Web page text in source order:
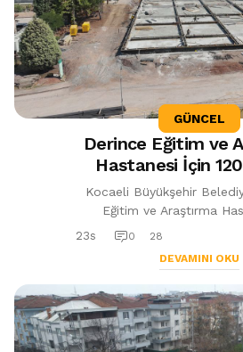
GÜNCEL
Derince Eğitim ve
Hastanesi İçin
Geçici Sağlık Tesisi
Kocaeli Büyükşehir
Eğitim ve Araştırma
dönüşüm sürecinde sağlık
23s 0
28
DEVAMINI OKU